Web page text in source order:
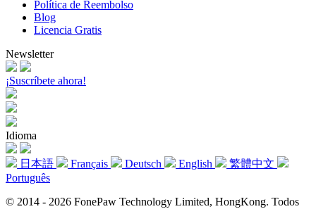
Política de Reembolso
Blog
Licencia Gratis
Newsletter
¡Suscríbete ahora!
Idioma
日本語 Français Deutsch English
繁體中文
Português
© 2014 - 2026 FonePaw Technology Limited, HongKong. Todos